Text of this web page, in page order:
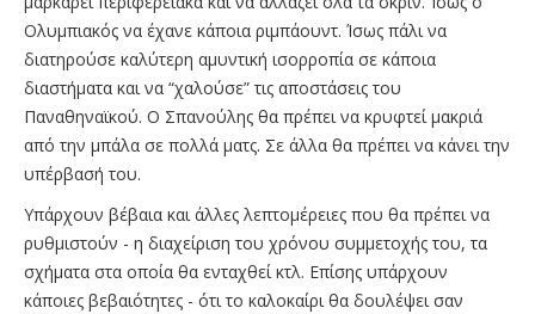
Ολυμπιακός να έχανε κάποια ριμπάουντ. Ίσως πάλι να
διατηρούσε καλύτερη αμυντική ισορροπία σε κάποια
διαστήματα και να “χαλούσε” τις αποστάσεις του
Παναθηναϊκού. Ο Σπανούλης θα πρέπει να κρυφτεί μακριά
από την μπάλα σε πολλά ματς. Σε άλλα θα πρέπει να κάνει την
υπέρβασή του.
Υπάρχουν βέβαια και άλλες λεπτομέρειες που θα πρέπει να
ρυθμιστούν - η διαχείριση του χρόνου συμμετοχής του, τα
σχήματα στα οποία θα ενταχθεί κτλ. Επίσης υπάρχουν
κάποιες βεβαιότητες - ότι το καλοκαίρι θα δουλέψει σαν